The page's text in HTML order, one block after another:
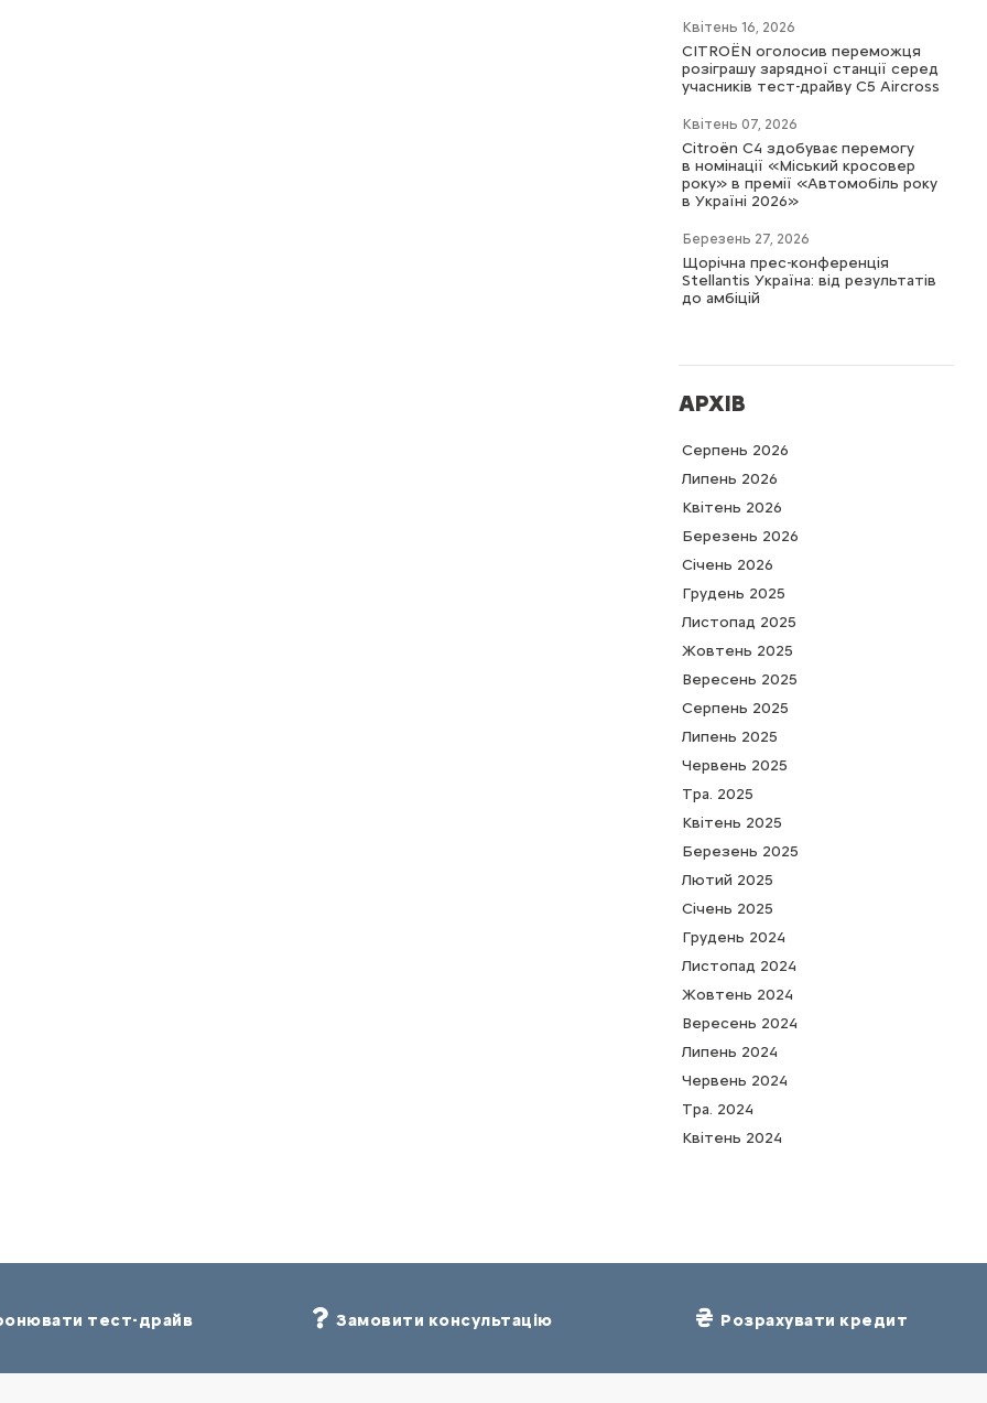
Квітень 16, 2026
CITROËN оголосив переможця
розіграшу зарядної станції серед
учасників тест-драйву C5 Aircross
Квітень 07, 2026
Citroën C4 здобуває перемогу
в номінації «Міський кросовер
року» в премії «Автомобіль року
в Україні 2026»
Березень 27, 2026
Щорічна прес-конференція
Stellantis Україна: від результатів
до амбіцій
АРХІВ
Серпень 2026
Липень 2026
Квітень 2026
Березень 2026
Cічень 2026
Грудень 2025
Листопад 2025
Жовтень 2025
Вересень 2025
Серпень 2025
Липень 2025
Червень 2025
Тра. 2025
Квітень 2025
Березень 2025
Лютий 2025
Cічень 2025
Грудень 2024
Листопад 2024
Жовтень 2024
Вересень 2024
Липень 2024
Червень 2024
Тра. 2024
Квітень 2024
тест-драйв Замовити консультацію Розрахувати кредит